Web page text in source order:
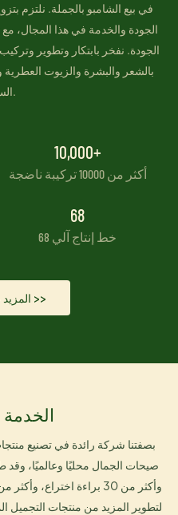
في بيع الشامبو بالجملة. نلتزم
الجودة والخدمة في هذا المجال،
الجودة. نفخر بابتكار وتطوير
بالشعر والبشرة والزيوت
السوق.
10,000+
أكثر من 10000 تركيبة ناضجة
68
68 خط إنتاج آلي
المزيد عن شركتنا >>
الخدمة
بصفتنا شركة رائدة في تصنيع
لتطوير المزيد من منتجات التجميل